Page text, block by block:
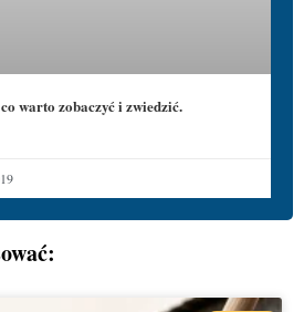
warto zobaczyć i zwiedzić.